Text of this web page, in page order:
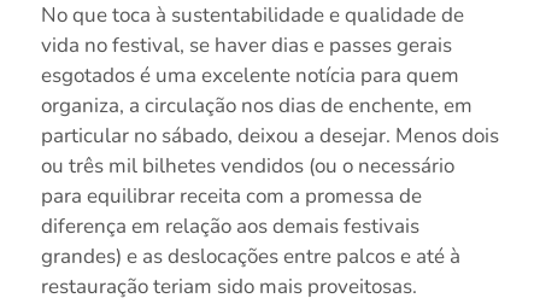
No que toca à sustentabilidade e qualidade de
vida no festival, se haver dias e passes gerais
esgotados é uma excelente notícia para quem
organiza, a circulação nos dias de enchente, em
particular no sábado, deixou a desejar. Menos dois
ou três mil bilhetes vendidos (ou o necessário
para equilibrar receita com a promessa de
diferença em relação aos demais festivais
grandes) e as deslocações entre palcos e até à
restauração teriam sido mais proveitosas.